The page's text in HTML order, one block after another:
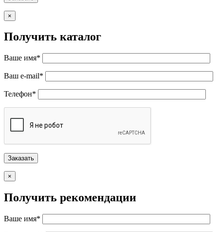
×
Получить каталог
Ваше имя*
Ваш e-mail*
Телефон*
×
Получить рекомендации
Ваше имя*